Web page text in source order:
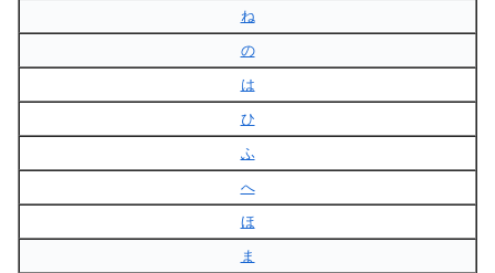
ね
の
は
ひ
ふ
へ
ほ
ま